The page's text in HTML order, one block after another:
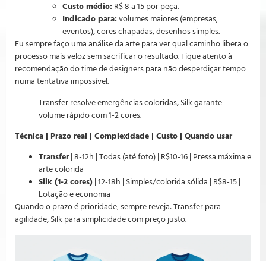
Custo médio: R$ 8 a 15 por peça.
Indicado para: volumes maiores (empresas,
eventos), cores chapadas, desenhos simples.
Eu sempre faço uma análise da arte para ver qual caminho libera o
processo mais veloz sem sacrificar o resultado. Fique atento à
recomendação do time de designers para não desperdiçar tempo
numa tentativa impossível.
Transfer resolve emergências coloridas; Silk garante
volume rápido com 1-2 cores.
Técnica | Prazo real | Complexidade | Custo | Quando usar
Transfer | 8-12h | Todas (até foto) | R$10-16 | Pressa máxima e
arte colorida
Silk (1-2 cores) | 12-18h | Simples/colorida sólida | R$8-15 |
Lotação e economia
Quando o prazo é prioridade, sempre reveja: Transfer para
agilidade, Silk para simplicidade com preço justo.